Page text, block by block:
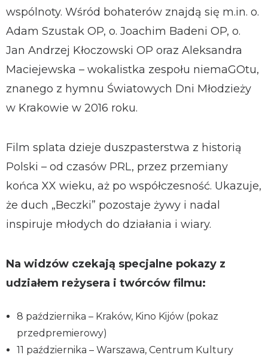
wspólnoty. Wśród bohaterów znajdą się m.in. o.
Adam Szustak OP, o. Joachim Badeni OP, o.
Jan Andrzej Kłoczowski OP oraz Aleksandra
Maciejewska – wokalistka zespołu niemaGOtu,
znanego z hymnu Światowych Dni Młodzieży
w Krakowie w 2016 roku.
Film splata dzieje duszpasterstwa z historią
Polski – od czasów PRL, przez przemiany
końca XX wieku, aż po współczesność. Ukazuje,
że duch „Beczki” pozostaje żywy i nadal
inspiruje młodych do działania i wiary.
Na widzów czekają specjalne pokazy z
udziałem reżysera i twórców filmu:
8 października – Kraków, Kino Kijów (pokaz
przedpremierowy)
11 października – Warszawa, Centrum Kultury